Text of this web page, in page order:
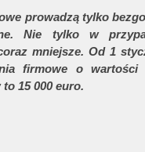
prowadzą tylko
Nie tylko w
mniejsze. Od 1
firmowe o
15 000 euro.